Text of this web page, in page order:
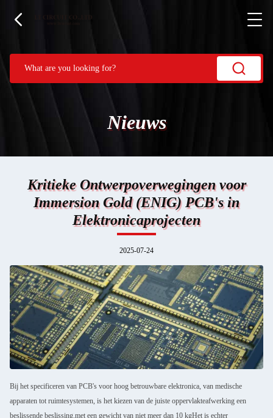
Nieuws
Kritieke Ontwerpoverwegingen voor
Immersion Gold (ENIG) PCB's in
Elektronicaprojecten
2025-07-24
Bij het specificeren van PCB's voor hoog betrouwbare elektronica, van medische
apparaten tot ruimtesystemen, is het kiezen van de juiste oppervlakteafwerking een
beslissende beslissing.met een gewicht van niet meer dan 10 kgHet is echter